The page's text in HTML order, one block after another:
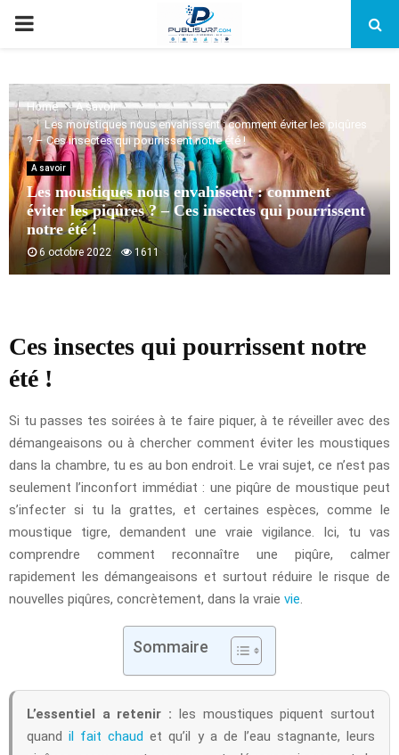
PRIMARY
Home
A savoir
Les moustiques nous envahissent : comment éviter les piqûres
? – Ces insectes qui pourrissent notre été !
A savoir
Les moustiques nous envahissent : comment
éviter les piqûres ? – Ces insectes qui pourrissent
notre été !
6 octobre 2022 1611
Ces insectes qui pourrissent notre
été !
Si tu passes tes soirées à te faire piquer, à te réveiller avec des
démangeaisons ou à chercher comment éviter les moustiques
dans la chambre, tu es au bon endroit. Le vrai sujet, ce n’est pas
seulement l’inconfort immédiat : une piqûre de moustique peut
s’infecter si tu la grattes, et certaines espèces, comme le
moustique tigre, demandent une vraie vigilance. Ici, tu vas
comprendre comment reconnaître une piqûre, calmer
rapidement les démangeaisons et surtout réduire le risque de
nouvelles piqûres, concrètement, dans la vraie vie
Sommaire
L’essentiel a retenir : les moustiques piquent surtout
quandil fait chaud et qu’il y a de l’eau stagnante, leurs